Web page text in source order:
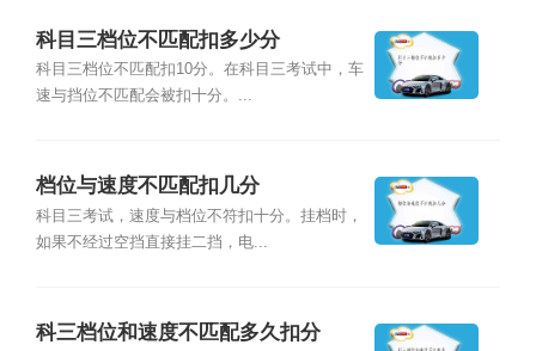
科目三档位不匹配扣多少分
科目三档位不匹配扣10分。在科目三考试中，车
速与挡位不匹配会被扣十分。...
档位与速度不匹配扣几分
科目三考试，速度与档位不符扣十分。挂档时，
如果不经过空挡直接挂二挡，电...
科三档位和速度不匹配多久扣分